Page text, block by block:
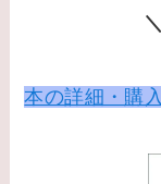
本の詳細・購